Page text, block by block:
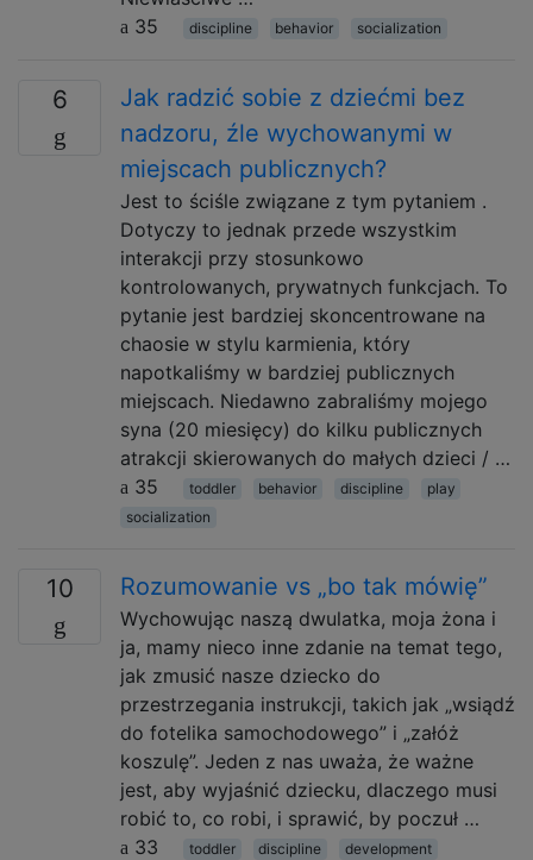
35
discipline behavior socialization
6
Jak radzić sobie z dziećmi bez
nadzoru, źle wychowanymi w
miejscach publicznych?
Jest to ściśle związane z tym pytaniem .
Dotyczy to jednak przede wszystkim
interakcji przy stosunkowo
kontrolowanych, prywatnych funkcjach. To
pytanie jest bardziej skoncentrowane na
chaosie w stylu karmienia, który
napotkaliśmy w bardziej publicznych
miejscach. Niedawno zabraliśmy mojego
syna (20 miesięcy) do kilku publicznych
atrakcji skierowanych do małych dzieci / …
35
toddler behavior discipline
play
socialization
10 Rozumowanie vs „bo tak mówię”
Wychowując naszą dwulatka, moja żona i
ja, mamy nieco inne zdanie na temat tego,
jak zmusić nasze dziecko do
przestrzegania instrukcji, takich jak „wsiądź
do fotelika samochodowego” i „załóż
koszulę”. Jeden z nas uważa, że ​​ważne
jest, aby wyjaśnić dziecku, dlaczego musi
robić to, co robi, i sprawić, by poczuł …
33
toddler discipline development